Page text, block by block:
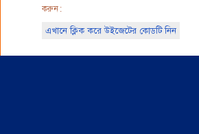
করুন :
এখানে ক্লিক করে উইজেটের কোডটি নিন